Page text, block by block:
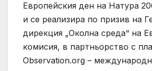
Европейския ден на Натура
и се реализира по призив на
дирекция „Околна среда“ на
комисия, в партньорство с
Observation.org –